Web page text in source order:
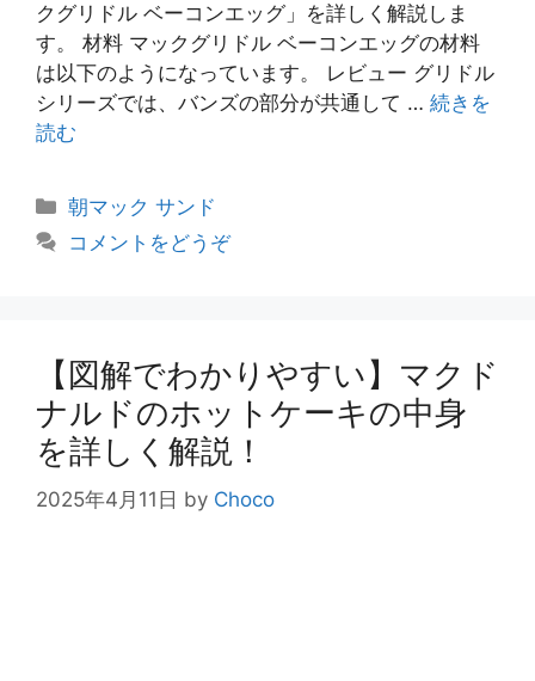
クグリドル ベーコンエッグ」を詳しく解説しま
す。 材料 マックグリドル ベーコンエッグの材料
は以下のようになっています。 レビュー グリドル
シリーズでは、バンズの部分が共通して … 続きを
読む
カ
テ
朝マック サンド
コメントをどうぞ
【図解でわかりやすい】マクド
ナルドのホットケーキの中身
を詳しく解説！
2025年4月11日 by Choco